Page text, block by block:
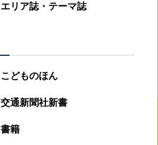
エリア誌・テーマ誌
こどものほん
交通新聞社新書
書籍